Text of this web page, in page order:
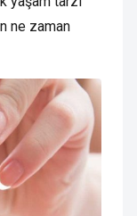
ne zaman